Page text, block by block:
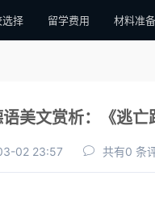
选择 留学费用 材料准备
美文赏析：《逃亡
02 23:57 共有0 条